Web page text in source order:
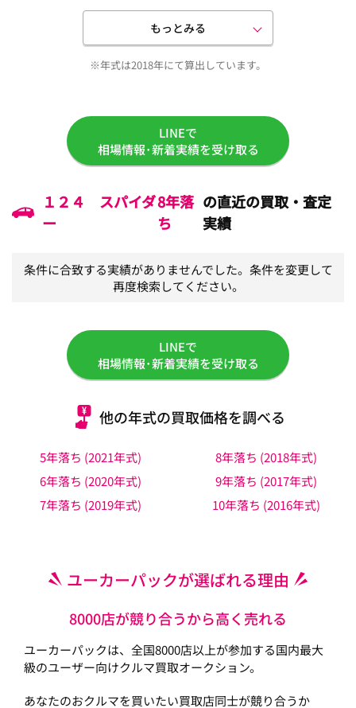
もっとみる
※年式は2018年にて算出しています。
LINEで
相場情報･新着実績を受け取る
１２４ スパイダ
ー
8年落
ち
の直近の買取・査定
実績
条件に合致する実績がありませんでした。条件を変更して
再度検索してください。
LINEで
相場情報･新着実績を受け取る
他の年式の買取価格を調べる
5年落ち (2021年式)
6年落ち (2020年式)
7年落ち (2019年式)
8年落ち (2018年式)
9年落ち (2017年式)
10年落ち (2016年式)
ユーカーパックが選ばれる理由
8000店が競り合うから高く売れる
ユーカーパックは、全国8000店以上が参加する国内最大
級のユーザー向けクルマ買取オークション。
あなたのおクルマを買いたい買取店同士が競り合うか